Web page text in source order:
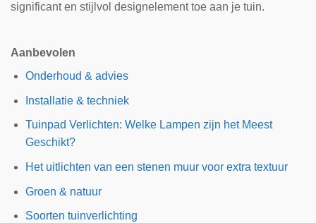
significant en stijlvol designelement toe aan je tuin.
Aanbevolen
Onderhoud & advies
Installatie & techniek
Tuinpad Verlichten: Welke Lampen zijn het Meest
Geschikt?
Het uitlichten van een stenen muur voor extra textuur
Groen & natuur
Soorten tuinverlichting